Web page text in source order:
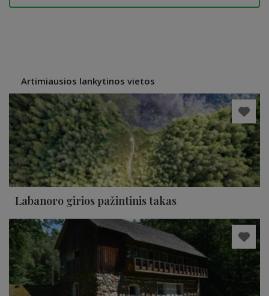
Artimiausios lankytinos vietos
Labanoro girios pažintinis takas